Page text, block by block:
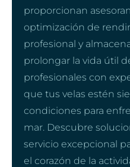
proporcionan
optimización de
profesional y
prolongar la vida útil
profesionales con
que tus velas estén
condiciones para
mar. Descubre
servicio excepcional
el corazón de la